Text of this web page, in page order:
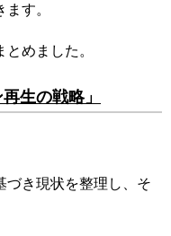
す。
とめました。
生の戦略」
づき現状を整理し、そ